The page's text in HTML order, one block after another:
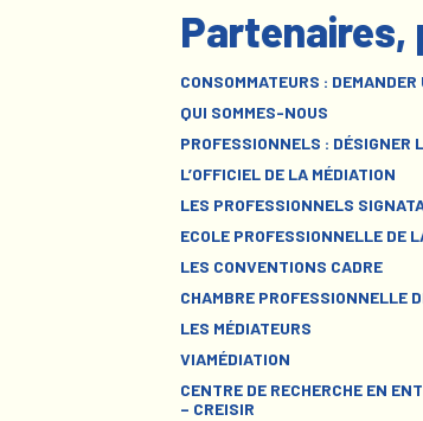
Partenaires,
CONSOMMATEURS :
QUI SOMMES-NOUS
PROFESSIONNELS : DÉSIGNER
L’OFFICIEL DE LA MÉDIATION
LES PROFESSIONNELS
ECOLE PROFESSIONNELLE DE
LES CONVENTIONS CADRE
CHAMBRE PROFESSIONNELLE
LES MÉDIATEURS
VIAMÉDIATION
CENTRE DE RECHERCHE EN
– CREISIR